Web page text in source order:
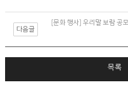
다음글
[문화 행사] 우리말 보람 공
목록